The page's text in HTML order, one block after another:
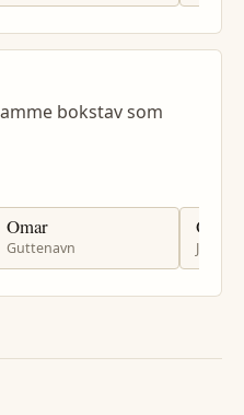
bokstav som
Omar
Guttenavn
Oddny